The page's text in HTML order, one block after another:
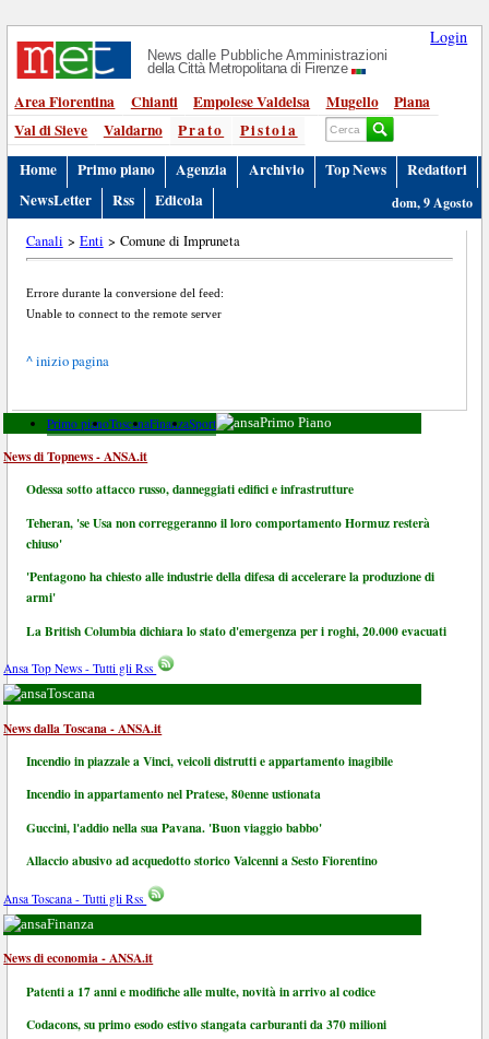
Login
News dalle Pubbliche Amministrazioni
della Città Metropolitana di Firenze
Area Fiorentina Chianti Empolese Valdelsa Mugello
Piana
Val di Sieve
Valdarno Prato
Pistoia
Home
Primo piano Agenzia Archivio Top News
Redattori
NewsLetter
Rss Edicola dom, 9 Agosto
Canali > Enti > Comune di Impruneta
Errore durante la conversione del feed:
Unable to connect to the remote server
^ inizio pagina
Primo pianoToscanaFinanzaSport Primo Piano
News di Topnews - ANSA.it
Odessa sotto attacco russo, danneggiati edifici e infrastrutture
Teheran, 'se Usa non correggeranno il loro comportamento Hormuz resterà
chiuso'
'Pentagono ha chiesto alle industrie della difesa di accelerare la produzione di
armi'
La British Columbia dichiara lo stato d'emergenza per i roghi, 20.000 evacuati
Ansa Top News - Tutti gli Rss
Toscana
News dalla Toscana - ANSA.it
Incendio in piazzale a Vinci, veicoli distrutti e appartamento inagibile
Incendio in appartamento nel Pratese, 80enne ustionata
Guccini, l'addio nella sua Pavana. 'Buon viaggio babbo'
Allaccio abusivo ad acquedotto storico Valcenni a Sesto Fiorentino
Ansa Toscana - Tutti gli Rss
Finanza
News di economia - ANSA.it
Patenti a 17 anni e modifiche alle multe, novità in arrivo al codice
Codacons, su primo esodo estivo stangata carburanti da 370 milioni